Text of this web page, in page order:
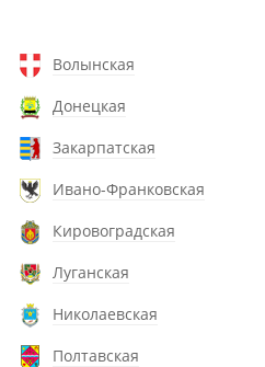
Волынская
Донецкая
Закарпатская
Ивано-Франковская
Кировоградская
Луганская
Николаевская
Полтавская